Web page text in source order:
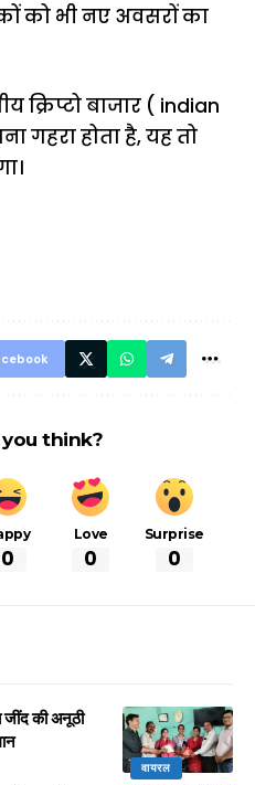
को भी नए अवसरों का
क्रिप्टो बाजार ( indian
गहरा होता है, यह तो
think?
0
Love
0
Surprise
0
वायरल
की अनूठी